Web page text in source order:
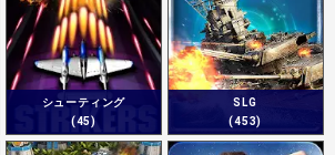
シューティング
(45)
SLG
(453)